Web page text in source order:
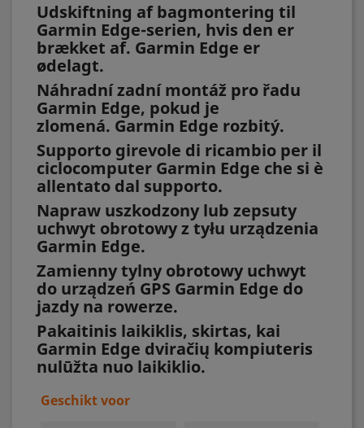
Udskiftning af bagmontering til
Garmin Edge-serien, hvis den er
brækket af. Garmin Edge er
ødelagt.
Náhradní zadní montáž pro řadu
Garmin Edge, pokud je
zlomená. Garmin Edge rozbitý.
Supporto girevole di ricambio per il
ciclocomputer Garmin Edge che si è
allentato dal supporto.
Napraw uszkodzony lub zepsuty
uchwyt obrotowy z tyłu urządzenia
Garmin Edge.
Zamienny tylny obrotowy uchwyt
do urządzeń GPS Garmin Edge do
jazdy na rowerze.
Pakaitinis laikiklis, skirtas, kai
Garmin Edge dviračių kompiuteris
nulūžta nuo laikiklio.
Geschikt voor